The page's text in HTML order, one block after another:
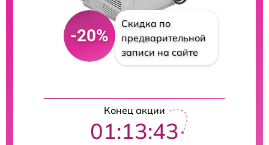
-20%
Скидка по
предварительной
записи на сайте
Конец акции
01:13:42